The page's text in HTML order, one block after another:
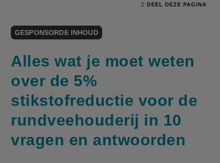
DEEL DEZE PAGINA
GESPONSORDE INHOUD
Alles wat je moet weten
over de 5%
stikstofreductie voor de
rundveehouderij in 10
vragen en antwoorden